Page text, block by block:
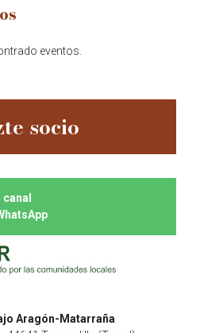
eventos.
socio
canal
Aragón-Matarraña